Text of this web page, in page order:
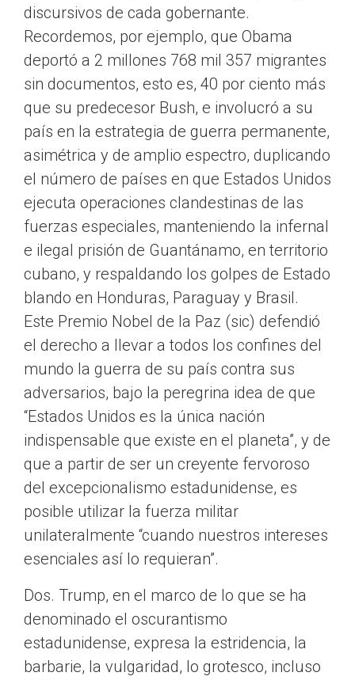
discursivos de cada gobernante.
Recordemos, por ejemplo, que Obama
deportó a 2 millones 768 mil 357 migrantes
sin documentos, esto es, 40 por ciento más
que su predecesor Bush, e involucró a su
país en la estrategia de guerra permanente,
asimétrica y de amplio espectro, duplicando
el número de países en que Estados Unidos
ejecuta operaciones clandestinas de las
fuerzas especiales, manteniendo la infernal
e ilegal prisión de Guantánamo, en territorio
cubano, y respaldando los golpes de Estado
blando en Honduras, Paraguay y Brasil.
Este Premio Nobel de la Paz (sic) defendió
el derecho a llevar a todos los confines del
mundo la guerra de su país contra sus
adversarios, bajo la peregrina idea de que
“Estados Unidos es la única nación
indispensable que existe en el planeta”, y de
que a partir de ser un creyente fervoroso
del excepcionalismo estadunidense, es
posible utilizar la fuerza militar
unilateralmente “cuando nuestros intereses
esenciales así lo requieran”.
Dos. Trump, en el marco de lo que se ha
denominado el oscurantismo
estadunidense, expresa la estridencia, la
barbarie, la vulgaridad, lo grotesco, incluso